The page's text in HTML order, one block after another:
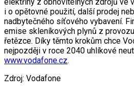
elektřiny z obnovitelných zdrojů ve
i o opětovné použití, další prodej
nadbytečného síťového vybavení.
emise skleníkových plynů z
řetězce. Díky těmto krokům chce
nejpozději v roce 2040 uhlíkové
www.vodafone.cz.
Zdroj: Vodafone